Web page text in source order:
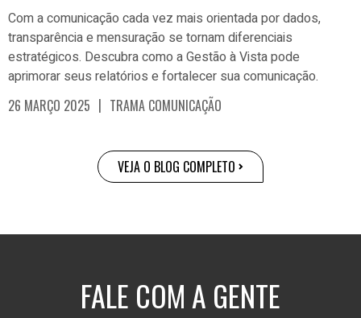
Com a comunicação cada vez mais orientada por dados,
transparência e mensuração se tornam diferenciais
estratégicos. Descubra como a Gestão à Vista pode
aprimorar seus relatórios e fortalecer sua comunicação.
26 MARÇO 2025 | TRAMA COMUNICAÇÃO
VEJA O BLOG COMPLETO
FALE COM A GENTE